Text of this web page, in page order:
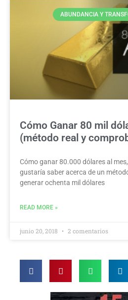
ABUNDANCIA Y
Cómo Ganar 80 mil
(método real y
Cómo ganar 80.000 dólares al mes,
gustaría saber acerca de un
generar ochenta mil dólares
READ MORE »
junio 20, 2018 2 comentarios